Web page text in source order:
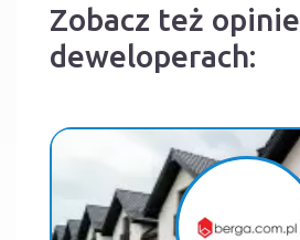
Zobacz też
deweloperach: